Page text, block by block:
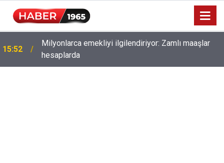
15:52
Milyonlarca emekliyi ilgilendiriyor: Zamlı maaşlar
hesaplarda